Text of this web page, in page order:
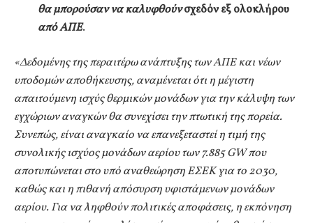
θα μπορούσαν να καλυφθούνσχεδόν εξ ολοκλήρου
από ΑΠΕ.
«Δεδομένης της περαιτέρω ανάπτυξης των ΑΠΕ και νέων
υποδομών αποθήκευσης, αναμένεται ότι η μέγιστη
απαιτούμενη ισχύς θερμικών μονάδων για την κάλυψη των
εγχώριων αναγκών θα συνεχίσει την πτωτική της πορεία.
Συνεπώς, είναι αναγκαίο να επανεξεταστεί η τιμή της
συνολικής ισχύος μονάδων αερίου των 7.885GWπου
αποτυπώνεται στο υπό αναθεώρηση ΕΣΕΚ για το 2030,
καθώς και η πιθανή απόσυρση υφιστάμενων μονάδων
αερίου. Για να ληφθούν πολιτικές αποφάσεις, η εκπόνηση